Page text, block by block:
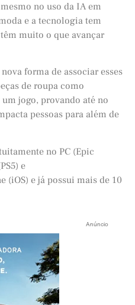
no uso da IA em
e a tecnologia tem
muito o que avançar
forma de associar esses
de roupa como
jogo, provando até no
pessoas para além de
no PC (Epic
e
(iOS) e já possui mais de 10
Anúncio